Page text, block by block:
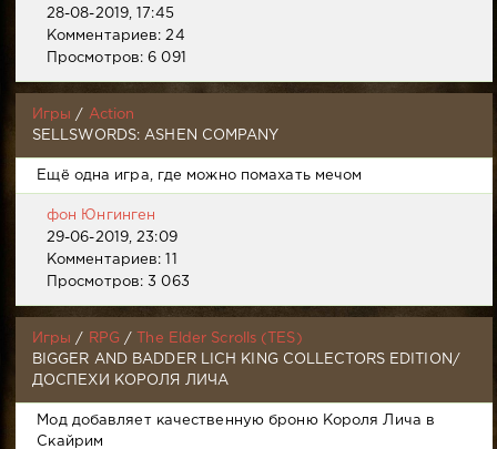
28-08-2019, 17:45
Комментариев: 24
Просмотров: 6 091
Игры /
Action
SELLSWORDS: ASHEN COMPANY
Ещё одна игра, где можно помахать мечом
фон Юнгинген
29-06-2019, 23:09
Комментариев: 11
Просмотров: 3 063
Игры / RPG /
The Elder Scrolls (TES)
BIGGER AND BADDER LICH KING COLLECTORS EDITION/
ДОСПЕХИ КОРОЛЯ ЛИЧА
Мод добавляет качественную броню Короля Лича в
Скайрим